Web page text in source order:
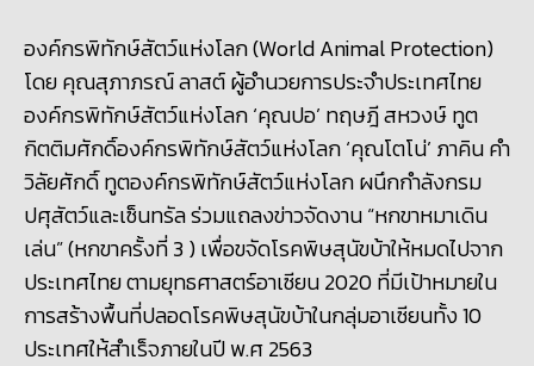
องค์กรพิทักษ์สัตว์แห่งโลก (World Animal Protection)
โดย คุณสุภาภรณ์ ลาสต์ ผู้อำนวยการประจำประเทศไทย
องค์กรพิทักษ์สัตว์แห่งโลก ‘คุณปอ’ ทฤษฎี สหวงษ์ ทูต
กิตติมศักดิ์องค์กรพิทักษ์สัตว์แห่งโลก ‘คุณโตโน่’ ภาคิน คำ
วิลัยศักดิ์ ทูตองค์กรพิทักษ์สัตว์แห่งโลก ผนึกกำลังกรม
ปศุสัตว์และเซ็นทรัล ร่วมแถลงข่าวจัดงาน “หกขาหมาเดิน
เล่น” (หกขาครั้งที่ 3 ) เพื่อขจัดโรคพิษสุนัขบ้าให้หมดไปจาก
ประเทศไทย ตามยุทธศาสตร์อาเซียน 2020 ที่มีเป้าหมายใน
การสร้างพื้นที่ปลอดโรคพิษสุนัขบ้าในกลุ่มอาเซียนทั้ง 10
ประเทศให้สำเร็จภายในปี พ.ศ 2563